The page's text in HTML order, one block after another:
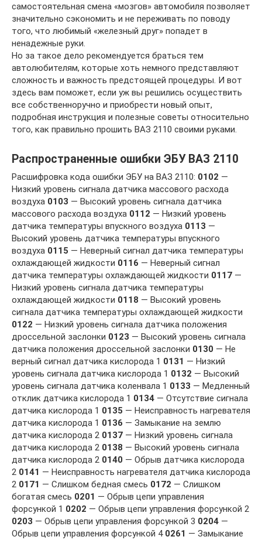
самостоятельная смена «мозгов» автомобиля позволяет
значительно сэкономить и не переживать по поводу
того, что любимый «железный друг» попадет в
ненадежные руки.
Но за такое дело рекомендуется браться тем
автолюбителям, которые хоть немного представляют
сложность и важность предстоящей процедуры. И вот
здесь вам поможет, если уж вы решились осуществить
все собственноручно и приобрести новый опыт,
подробная инструкция и полезные советы относительно
того, как правильно прошить ВАЗ 2110 своими руками.
Распространенные ошибки ЭБУ ВАЗ 2110
Расшифровка кода ошибки ЭБУ на ВАЗ 2110: 0102 —
Низкий уровень сигнала датчика массового расхода
воздуха 0103 — Высокий уровень сигнала датчика
массового расхода воздуха 0112 — Низкий уровень
датчика температуры впускного воздуха 0113 —
Высокий уровень датчика температуры впускного
воздуха 0115 — Неверный сигнал датчика температуры
охлаждающей жидкости 0116 — Неверный сигнал
датчика температуры охлаждающей жидкости 0117 —
Низкий уровень сигнала датчика температуры
охлаждающей жидкости 0118 — Высокий уровень
сигнала датчика температуры охлаждающей жидкости
0122 — Низкий уровень сигнала датчика положения
дроссельной заслонки 0123 — Высокий уровень сигнала
датчика положения дроссельной заслонки 0130 — Не
верный сигнал датчика кислорода 1 0131 — Низкий
уровень сигнала датчика кислорода 1 0132 — Высокий
уровень сигнала датчика коленвала 1 0133 — Медленный
отклик датчика кислорода 1 0134 — Отсутствие сигнала
датчика кислорода 1 0135 — Неисправность нагревателя
датчика кислорода 1 0136 — Замыкание на землю
датчика кислорода 2 0137 — Низкий уровень сигнала
датчика кислорода 2 0138 — Высокий уровень сигнала
датчика кислорода 2 0140 — Обрыв датчика кислорода
2 0141 — Неисправность нагревателя датчика кислорода
2 0171 — Слишком бедная смесь 0172 — Слишком
богатая смесь 0201 — Обрыв цепи управления
форсункой 1 0202 — Обрыв цепи управления форсункой 2
0203 — Обрыв цепи управления форсункой 3 0204 —
Обрыв цепи управления форсункой 4 0261 — Замыкание